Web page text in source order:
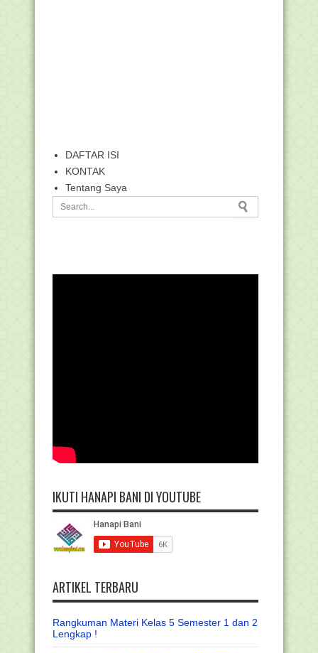
DAFTAR ISI
KONTAK
Tentang Saya
IKUTI HANAPI BANI DI YOUTUBE
ARTIKEL TERBARU
Rangkuman Materi Kelas 5 Semester 1 dan 2
Lengkap !